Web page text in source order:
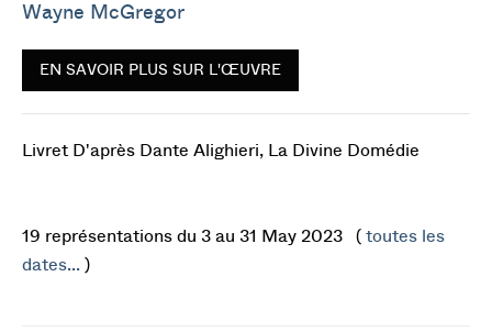
Wayne McGregor
EN SAVOIR PLUS SUR L'ŒUVRE
Livret D'après Dante Alighieri, La Divine Domédie
19 représentations du 3 au 31 May 2023 ( toutes les
dates... )